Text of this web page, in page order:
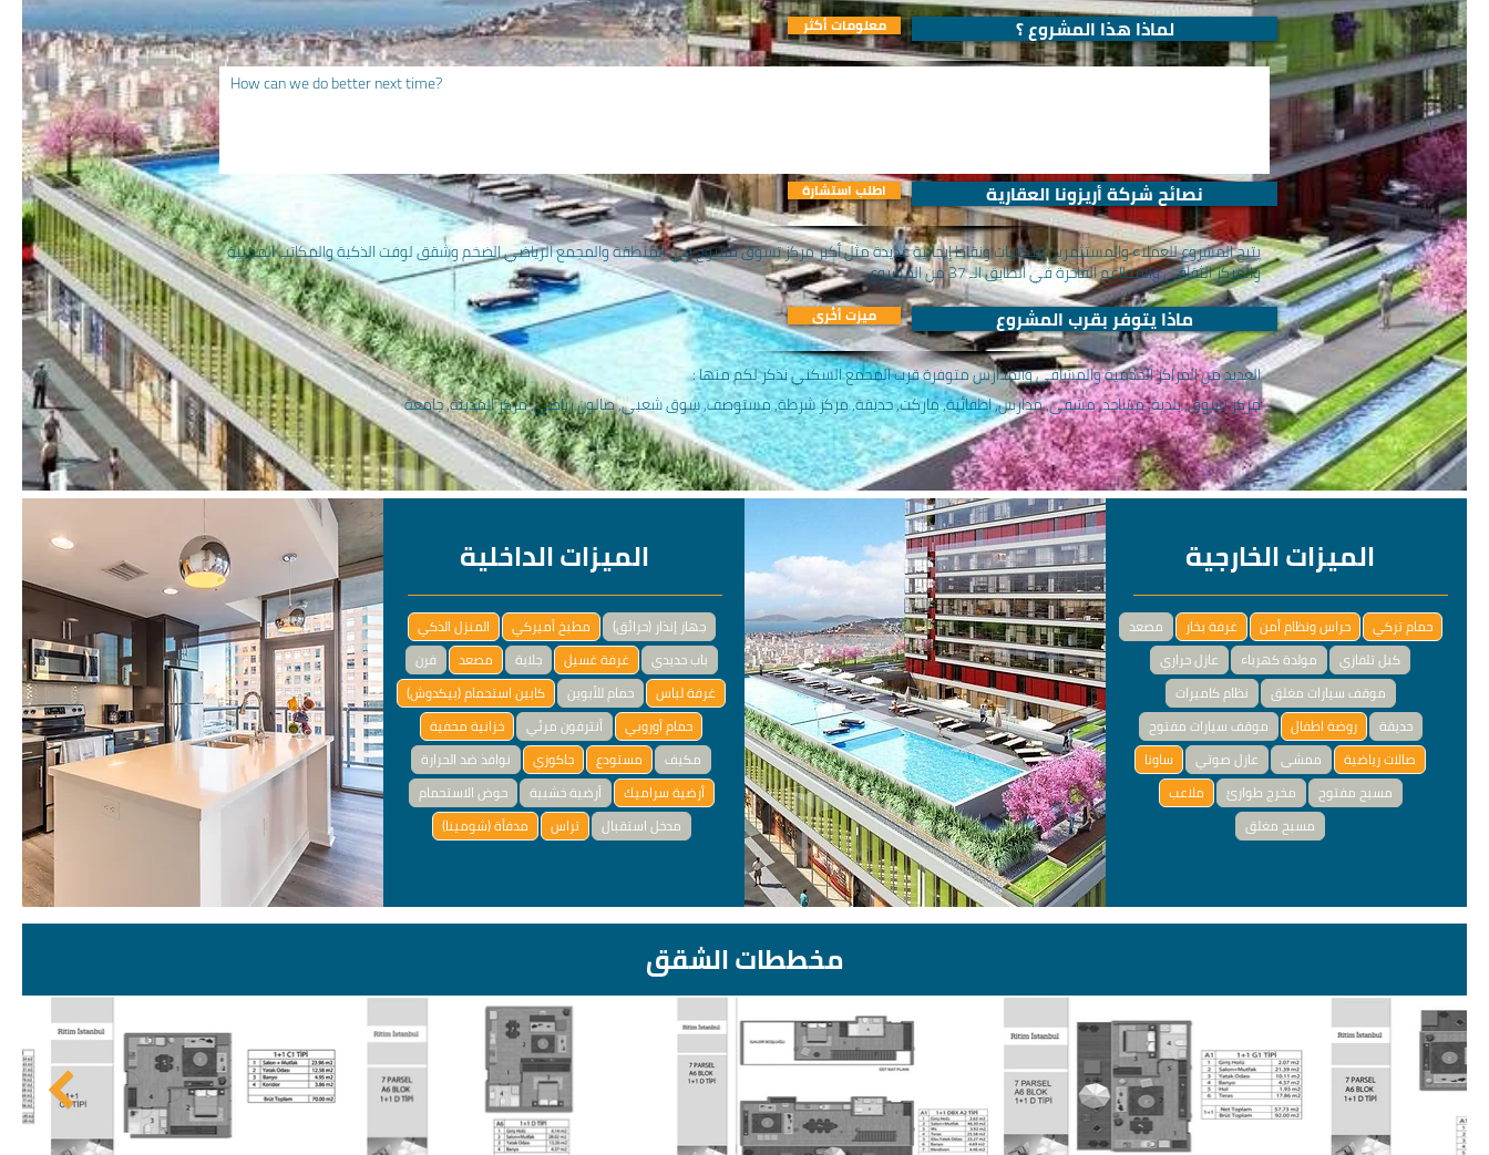
معلومات أكثر لماذا هذا المشروع ؟
How can we do better next time?
اطلب استشارة نصائح شركة أريزونا العقارية
يتيح المشروع للعملاء والمستثمرين إمكانيات ونقاط إيجابية عديدة مثل أكبر مركز تسوق مفتوح في المنطقة والمجمع الرياضي الضخم وشقق لوفت الذكية والمكاتب المنزلية
والمركز الثقافي والمطاعم الفاخرة في الطابق الـ 37 من المشروع.
ميزت أخُرى ماذا يتوفر بقرب المشروع
العديد من المراكز الخدمية والمشافي والمدارس متوفرة قرب المجمع السكني نذكر لكم منها :
مركز تسوق, بلدية, مساجد, مشفى, مدارس, اطفائية, ماركت, حديقة, مركز شرطة, مستوصف, سوق شعبي, صالون رياضي, مركز المدينة, جامعة
الميزات الداخلية
المنزل الذكي مطبخ أميركي
جهاز إنذار (حرائق)
فرن
مصعد جلاية غرفة غسيل
باب حديدي
كابين استحمام (بيكدوش)
حمام للأبوين
غرفة لباس
خزانية مخفية
أنترفون مرئي
حمام أوروبي
نوافذ ضد الحرارة
جاكوزي مستودع
مكيف
حوض الاستحمام
أرضية خشبية
أرضية سراميك
مدفأة (شومينا)
تراس مدخل استقبال
الميزات الخارجية
مصعد غرفة بخار حراس ونظام أمن
حمام تركي
عازل حراري
مولدة كهرباء
كبل تلفازي
نظام كاميرات
موقف سيارات مغلق
موقف سيارات مفتوح
روضة اطفال
حديقة
ساونا
عازل صوتي ممشى
صالات رياضية
ملاعب
مخرج طوارئ
مسبح مفتوح
مسبح مغلق
مخططات الشقق